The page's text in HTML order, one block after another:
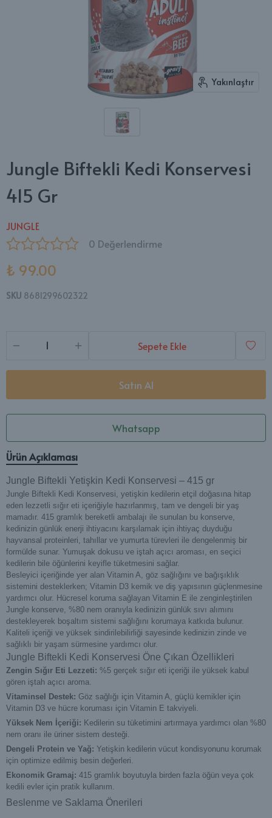
Yakınlaştır
Jungle Biftekli Kedi Konservesi
415 Gr
JUNGLE
0 Değerlendirme
₺ 99.00
SKU 8681299602322
Sepete Ekle
Satın Al
Whatsapp
Ürün Açıklaması
Jungle Biftekli Yetişkin Kedi Konservesi – 415 gr
Jungle Biftekli Kedi Konservesi, yetişkin kedilerin etçil doğasına hitap
eden lezzetli sığır eti içeriğiyle hazırlanmış, tam ve dengeli bir yaş
mamadır. 415 gramlık bereketli ambalajı ile sunulan bu konserve,
kedinizin günlük enerji ihtiyacını karşılamak için ihtiyaç duyduğu
hayvansal proteinleri, tahıllar ve yumurta türevleri ile dengelenmiş bir
formülde sunar. Yumuşak dokusu ve iştah açıcı aroması, en seçici
kedilerin bile öğünlerini keyifle tüketmesini sağlar.
Besleyici içeriğinde yer alan Vitamin A, göz sağlığını ve bağışıklık
sistemini desteklerken; Vitamin D3 kemik ve diş yapısının güçlenmesine
yardımcı olur. Hücresel koruma sağlayan Vitamin E ile zenginleştirilen
Jungle konserve, %80 nem oranıyla kedinizin günlük sıvı alımını
destekleyerek boşaltım sistemi sağlığını korumaya katkıda bulunur.
Kaliteli içeriği ve yüksek sindirilebilirliği sayesinde kedinizin zinde ve
sağlıklı bir yaşam sürmesine yardımcı olur.
Jungle Biftekli Kedi Konservesi Öne Çıkan Özellikleri
Zengin Sığır Eti Lezzeti: %5 gerçek sığır eti içeriği ile yüksek kabul
gören iştah açıcı aroma.
Vitaminsel Destek: Göz sağlığı için Vitamin A, güçlü kemikler için
Vitamin D3 ve hücre koruması için Vitamin E takviyeli.
Yüksek Nem İçeriği: Kedilerin su tüketimini artırmaya yardımcı olan %80
nem oranı ile üriner sistem desteği.
Dengeli Protein ve Yağ: Yetişkin kedilerin vücut kondisyonunu korumak
için optimize edilmiş besin değerleri.
Ekonomik Gramaj: 415 gramlık boyutuyla birden fazla öğün veya çok
kedili evler için pratik kullanım.
Beslenme ve Saklama Önerileri